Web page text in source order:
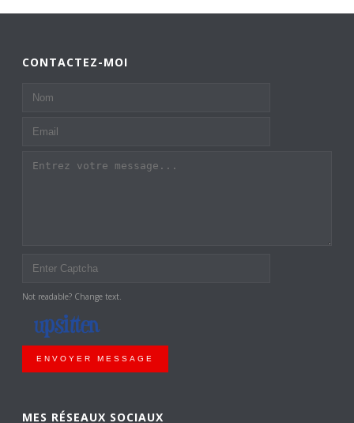
CONTACTEZ-MOI
Not readable? Change text.
ENVOYER MESSAGE
MES RÉSEAUX SOCIAUX